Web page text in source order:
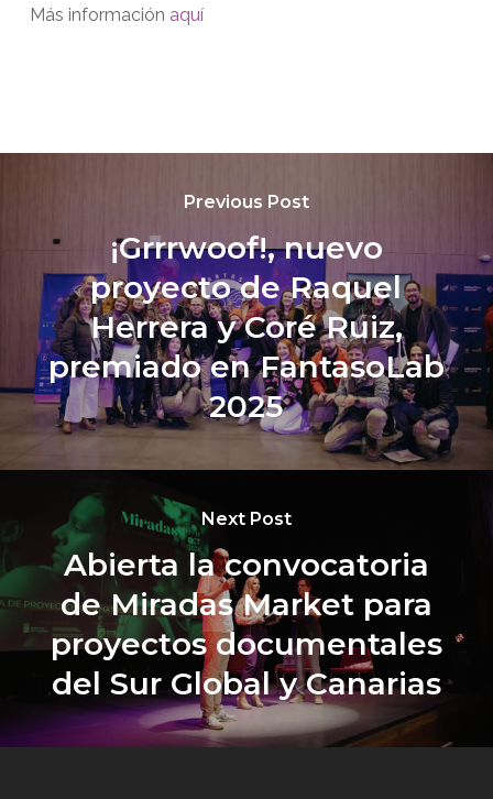
Más información aquí
Previous Post
¡Grrrwoof!, nuevo
proyecto de Raquel
Herrera y Coré Ruiz,
premiado en FantasoLab
2025
Next Post
Abierta la convocatoria
de Miradas Market para
proyectos documentales
del Sur Global y Canarias